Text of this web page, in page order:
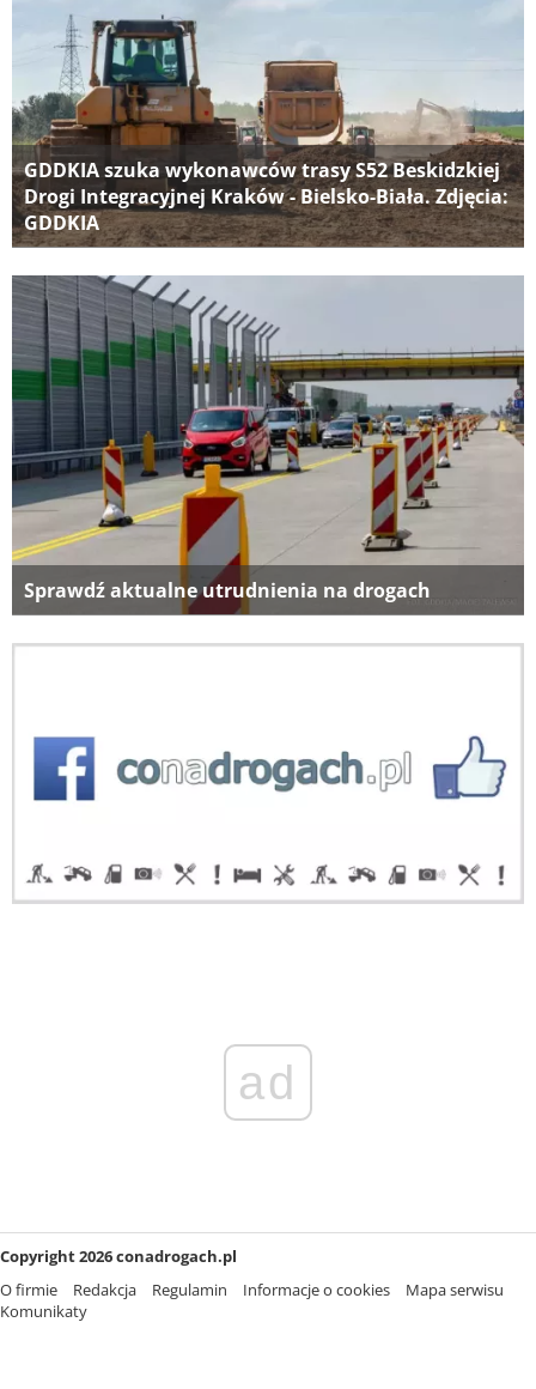
GDDKIA szuka wykonawców trasy S52 Beskidzkiej
Drogi Integracyjnej Kraków - Bielsko-Biała. Zdjęcia:
GDDKIA
Sprawdź aktualne utrudnienia na drogach
ad
Copyright 2026 conadrogach.pl
O firmie
Redakcja Regulamin Informacje o cookies
Mapa serwisu
Komunikaty